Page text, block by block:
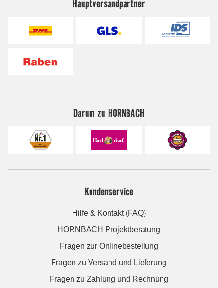
Hauptversandpartner
Darum zu HORNBACH
Kundenservice
Hilfe & Kontakt (FAQ)
HORNBACH Projektberatung
Fragen zur Onlinebestellung
Fragen zu Versand und Lieferung
Fragen zu Zahlung und Rechnung